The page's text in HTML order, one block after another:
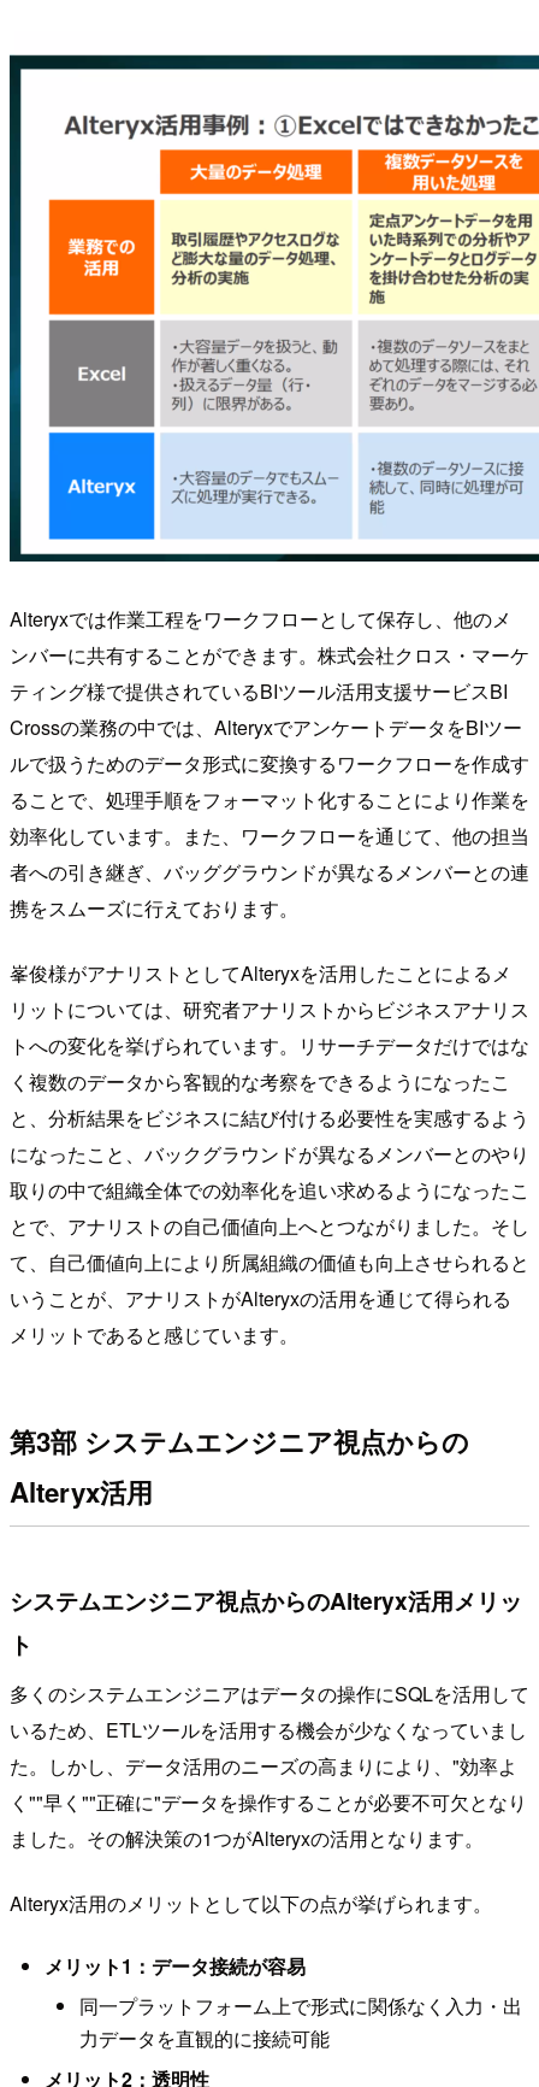
Alteryxでは作業工程をワークフローとして保存し、他のメ
ンバーに共有することができます。株式会社クロス・マーケ
ティング様で提供されているBIツール活用支援サービスBI
Crossの業務の中では、AlteryxでアンケートデータをBIツー
ルで扱うためのデータ形式に変換するワークフローを作成す
ることで、処理手順をフォーマット化することにより作業を
効率化しています。また、ワークフローを通じて、他の担当
者への引き継ぎ、バッググラウンドが異なるメンバーとの連
携をスムーズに行えております。
峯俊様がアナリストとしてAlteryxを活用したことによるメ
リットについては、研究者アナリストからビジネスアナリス
トへの変化を挙げられています。リサーチデータだけではな
く複数のデータから客観的な考察をできるようになったこ
と、分析結果をビジネスに結び付ける必要性を実感するよう
になったこと、バックグラウンドが異なるメンバーとのやり
取りの中で組織全体での効率化を追い求めるようになったこ
とで、アナリストの自己価値向上へとつながりました。そし
て、自己価値向上により所属組織の価値も向上させられると
いうことが、アナリストがAlteryxの活用を通じて得られる
メリットであると感じています。
第3部 システムエンジニア視点からの
Alteryx活用
システムエンジニア視点からのAlteryx活用メリッ
ト
多くのシステムエンジニアはデータの操作にSQLを活用して
いるため、ETLツールを活用する機会が少なくなっていまし
た。しかし、データ活用のニーズの高まりにより、"効率よ
く""早く""正確に"データを操作することが必要不可欠となり
ました。その解決策の1つがAlteryxの活用となります。
Alteryx活用のメリットとして以下の点が挙げられます。
メリット1：データ接続が容易
同一プラットフォーム上で形式に関係なく入力・出
力データを直観的に接続可能
メリット2：透明性